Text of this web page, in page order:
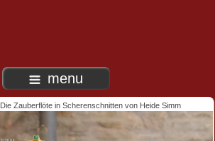
menu
Die Zauberflöte in Scherenschnitten von Heide Simm